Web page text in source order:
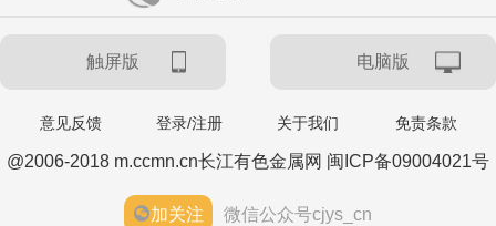
触屏版 电脑版
意见反馈 登录/注册 关于我们 免责条款
@2006-2018 m.ccmn.cn长江有色金属网 闽ICP备09004021号
加关注 微信公众号cjys_cn